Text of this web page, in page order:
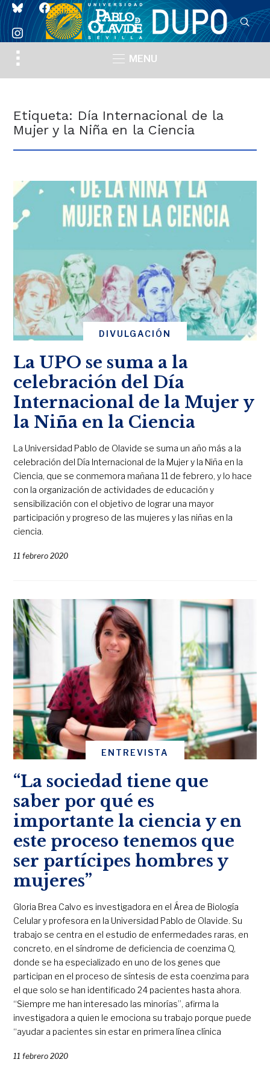
blueskyfacebook
instagram
Toggle
sidebar
MENU
Etiqueta: Día Internacional de la
Mujer y la Niña en la Ciencia
DIVULGACIÓN
La UPO se suma a la
celebración del Día
Internacional de la Mujer y
la Niña en la Ciencia
La Universidad Pablo de Olavide se suma un año más a la
celebración del Día Internacional de la Mujer y la Niña en la
Ciencia, que se conmemora mañana 11 de febrero, y lo hace
con la organización de actividades de educación y
sensibilización con el objetivo de lograr una mayor
participación y progreso de las mujeres y las niñas en la
ciencia.
11 febrero 2020
ENTREVISTA
“La sociedad tiene que
saber por qué es
importante la ciencia y en
este proceso tenemos que
ser partícipes hombres y
mujeres”
Gloria Brea Calvo es investigadora en el Área de Biología
Celular y profesora en la Universidad Pablo de Olavide. Su
trabajo se centra en el estudio de enfermedades raras, en
concreto, en el síndrome de deficiencia de coenzima Q,
donde se ha especializado en uno de los genes que
participan en el proceso de síntesis de esta coenzima para
el que solo se han identificado 24 pacientes hasta ahora.
“Siempre me han interesado las minorías”, afirma la
investigadora a quien le emociona su trabajo porque puede
“ayudar a pacientes sin estar en primera línea clínica
11 febrero 2020